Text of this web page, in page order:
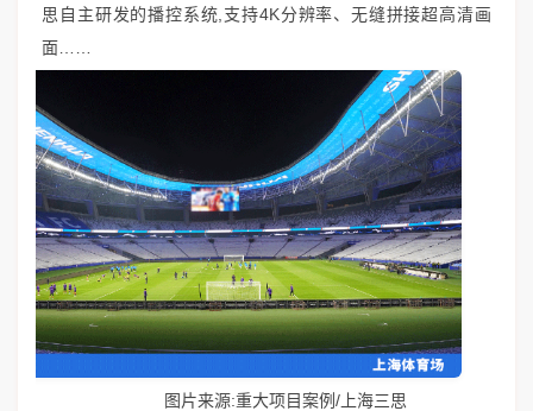
思自主研发的播控系统,支持4K分辨率、无缝拼接超高清画
面……
图片来源:重大项目案例/上海三思